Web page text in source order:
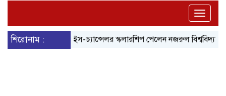
Toggle
শিরোনাম :
বিশ্ববিদ্যালয়ে ভাইস-চ্যান্সেলর স্কলারশিপ পেলেন নজরুল বিশ্ববিদ্যালয়ের